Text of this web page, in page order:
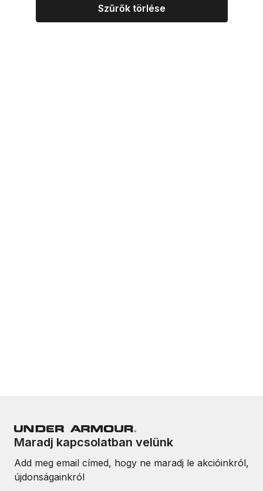
Szűrők törlése
Maradj kapcsolatban velünk
Add meg email címed, hogy ne maradj le akcióinkról,
újdonságainkról